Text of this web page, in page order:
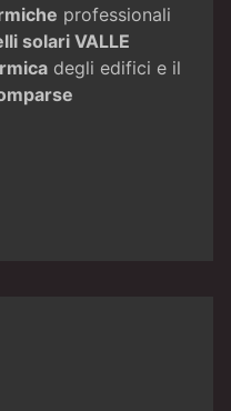
professionali
solari VALLE
degli edifici e il